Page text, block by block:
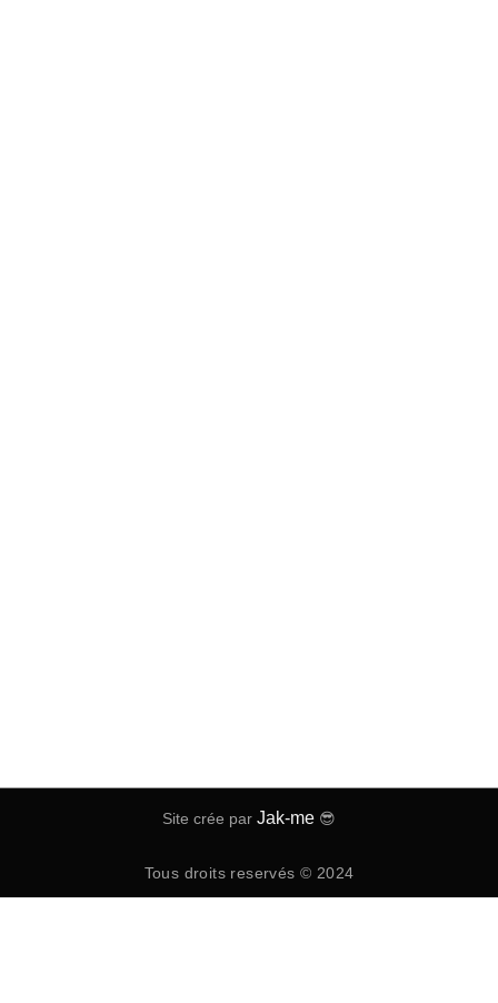
Site crée par Jak-me 😎
Tous droits reservés © 2024